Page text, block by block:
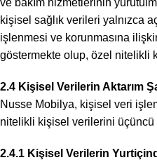
ve bakım hizmetlerinin
kişisel sağlık verileri yalnızca
işlenmesi ve korunmasına
göstermekte olup, özel nitelikli
2.4 Kişisel Verilerin Aktarım
Nusse Mobilya, kişisel veri
nitelikli kişisel verilerini üçüncü
2.4.1 Kişisel Verilerin